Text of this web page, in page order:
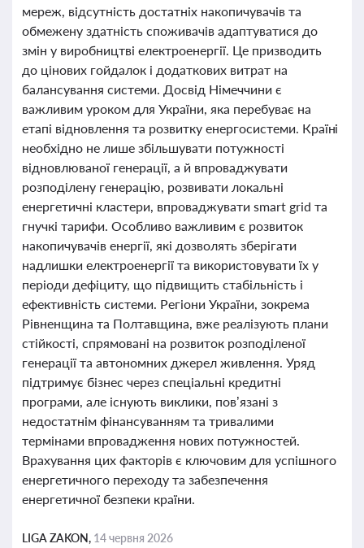
мереж, відсутність достатніх накопичувачів та
обмежену здатність споживачів адаптуватися до
змін у виробництві електроенергії. Це призводить
до цінових гойдалок і додаткових витрат на
балансування системи. Досвід Німеччини є
важливим уроком для України, яка перебуває на
етапі відновлення та розвитку енергосистеми. Країні
необхідно не лише збільшувати потужності
відновлюваної генерації, а й впроваджувати
розподілену генерацію, розвивати локальні
енергетичні кластери, впроваджувати smart grid та
гнучкі тарифи. Особливо важливим є розвиток
накопичувачів енергії, які дозволять зберігати
надлишки електроенергії та використовувати їх у
періоди дефіциту, що підвищить стабільність і
ефективність системи. Регіони України, зокрема
Рівненщина та Полтавщина, вже реалізують плани
стійкості, спрямовані на розвиток розподіленої
генерації та автономних джерел живлення. Уряд
підтримує бізнес через спеціальні кредитні
програми, але існують виклики, пов’язані з
недостатнім фінансуванням та тривалими
термінами впровадження нових потужностей.
Врахування цих факторів є ключовим для успішного
енергетичного переходу та забезпечення
енергетичної безпеки країни.
LIGA ZAKON, 14 червня 2026